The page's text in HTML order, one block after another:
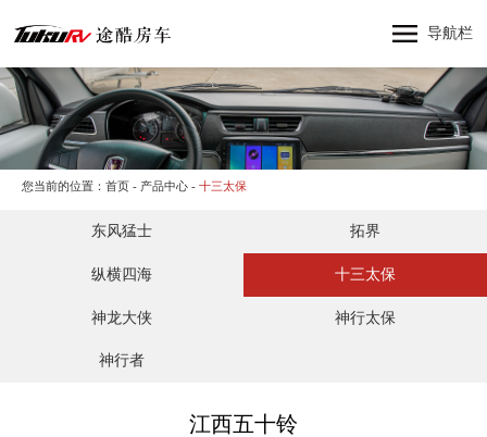
导航栏
神行太保
神龙大侠
十三太保
东风猛士
您当前的位置：首页- 产品中心 -十三太保
东风猛士 拓界
纵横四海 十三太保
神龙大侠 神行太保
神行者
江西五十铃